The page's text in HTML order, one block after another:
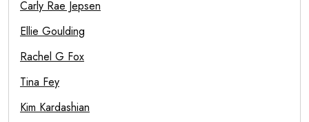
Carly Rae Jepsen
Ellie Goulding
Rachel G Fox
Tina Fey
Kim Kardashian